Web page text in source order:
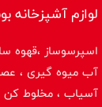
لوازم آشپزخانه
اسپرسوساز ،قهوه
آب میوه گیری ،
آسیاب ، مخلوط